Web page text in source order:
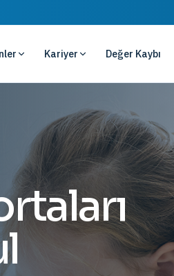
Kariyer Değer Kaybı